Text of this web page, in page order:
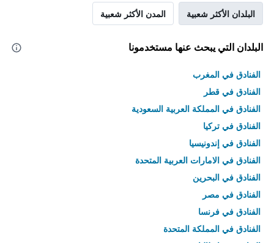
البلدان الأكثر شعبية المدن الأكثر شعبية
البلدان التي يبحث عنها مستخدمونا
الفنادق في المغرب
الفنادق في قطر
الفنادق في المملكة العربية السعودية
الفنادق في تركيا
الفنادق في إندونيسيا
الفنادق في الامارات العربية المتحدة
الفنادق في البحرين
الفنادق في مصر
الفنادق في فرنسا
الفنادق في المملكة المتحدة